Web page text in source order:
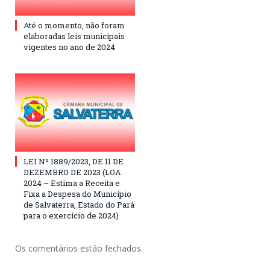
Até o momento, não foram
elaboradas leis municipais
vigentes no ano de 2024
LEI Nº 1889/2023, DE 11 DE
DEZEMBRO DE 2023 (LOA
2024 – Estima a Receita e
Fixa a Despesa do Município
de Salvaterra, Estado do Pará
para o exercício de 2024)
Os comentários estão fechados.